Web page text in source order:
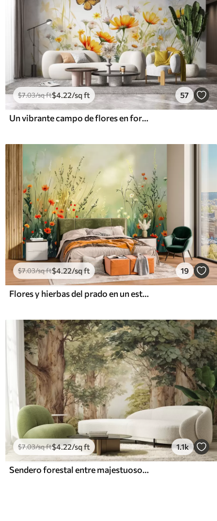
$7.03/sq ft$4.22/sq ft 57
Un vibrante campo de flores en forma de acuarela con flores naranjas y amarillas y una mariposa sobre las flores
$7.03/sq ft$4.22/sq ft 19
Flores y hierbas del prado en un estilo pictórico suave.
$7.03/sq ft$4.22/sq ft 1.1k
Sendero forestal entre majestuosos árboles en estilo acuarela